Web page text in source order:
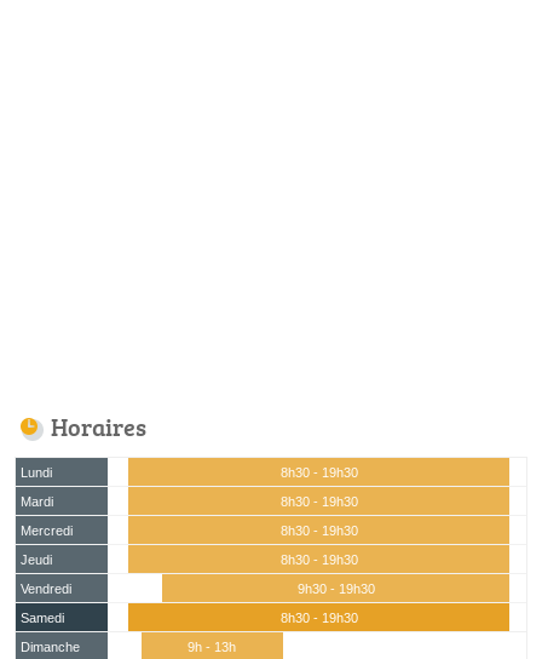
Horaires
Lundi
8h30 - 19h30
Mardi
8h30 - 19h30
Mercredi
8h30 - 19h30
Jeudi
8h30 - 19h30
Vendredi
9h30 - 19h30
Samedi
8h30 - 19h30
Dimanche
9h - 13h